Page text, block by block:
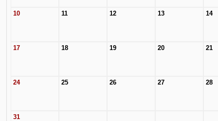
10 11 12 13 14
17 18 19 20 21
24 25 26 27 28
31